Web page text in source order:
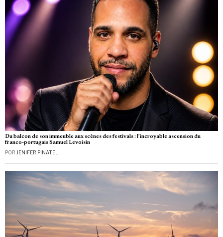
Du balcon de son immeuble aux scènes des festivals : l’incroyable ascension du
franco-portugais Samuel Levoisin
POR JENIFER PINATEL